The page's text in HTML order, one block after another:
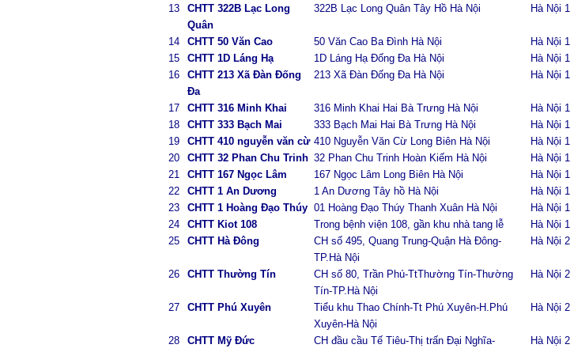
13
CHTT 322B Lạc Long
Quân
322B Lạc Long Quân Tây Hồ Hà Nội Hà Nội 1
14 CHTT 50 Văn Cao 50 Văn Cao Ba Đình Hà Nội
Hà Nội 1
15
CHTT 1D Láng Hạ 1D Láng Hạ Đống Đa Hà Nội
Hà Nội 1
16
CHTT 213 Xã Đàn Đống
Đa
213 Xã Đàn Đống Đa Hà Nội Hà Nội 1
17 CHTT 316 Minh Khai 316 Minh Khai Hai Bà Trưng Hà Nội
Hà Nội 1
18
CHTT 333 Bạch Mai 333 Bạch Mai Hai Bà Trưng Hà Nội
Hà Nội 1
19
CHTT 410 nguyễn văn cừ 410 Nguyễn Văn Cừ Long Biên Hà Nội
Hà Nội 1
20
CHTT 32 Phan Chu Trinh 32 Phan Chu Trinh Hoàn Kiếm Hà Nội
Hà Nội 1
21
CHTT 167 Ngọc Lâm 167 Ngọc Lâm Long Biên Hà Nội
Hà Nội 1
22
CHTT 1 An Dương 1 An Dương Tây hồ Hà Nội
Hà Nội 1
23
CHTT 1 Hoàng Đạo Thúy 01 Hoàng Đạo Thúy Thanh Xuân Hà Nội
Hà Nội 1
24
CHTT Kiot 108 Trong bệnh viện 108, gần khu nhà tang lễ
Hà Nội 1
25
CHTT Hà Đông
CH số 495, Quang Trung-Quận Hà Đông-
TP.Hà Nội
Hà Nội 2
26 CHTT Thường Tín
CH số 80, Trần Phú-TtThường Tín-Thường
Tín-TP.Hà Nội
Hà Nội 2
27 CHTT Phú Xuyên
Tiểu khu Thao Chính-Tt Phú Xuyên-H.Phú
Xuyên-Hà Nội
Hà Nội 2
28 CHTT Mỹ Đức
CH đầu cầu Tế Tiêu-Thị trấn Đại Nghĩa-
Hà Nội 2